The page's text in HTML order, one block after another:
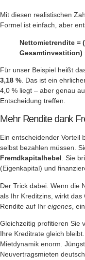
Mit diesen realistischen
Formel ist einfach, aber
Nettomietrendite =
Gesamtinvestition)
Für unser Beispiel heißt
3,18 % . Das ist ein
4,0 % liegt – aber genau
Entscheidung treffen.
Mehr Rendite dank
Ein entscheidender Vorteil
selbst bezahlen müssen.
Fremdkapitalhebel. Sie
(Eigenkapital) und
Der Trick dabei: Wenn die
als Ihr Kreditzins, wirkt
Rendite auf Ihr eigenes ,
Gleichzeitig profitieren Sie
Ihre Kreditrate gleich
Mietdynamik enorm.
Neuvertragsmieten